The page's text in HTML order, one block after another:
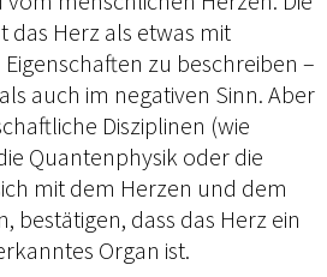
das Herz als etwas mit
zu beschreiben –
auch im negativen Sinn. Aber
Disziplinen (wie
Quantenphysik oder die
mit dem Herzen und dem
bestätigen, dass das Herz ein
Organ ist.